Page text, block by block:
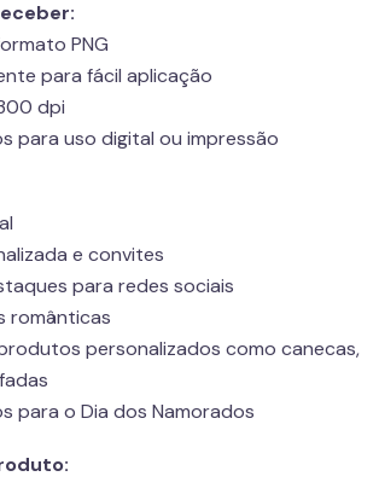
PNG
para fácil aplicação
dpi
para uso digital ou impressão
e convites
para redes sociais
românticas
personalizados como canecas,
para o Dia dos Namorados